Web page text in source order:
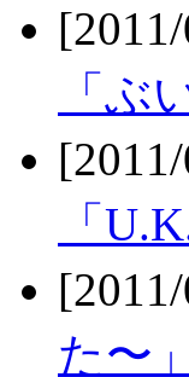
「ぶ
「
た〜